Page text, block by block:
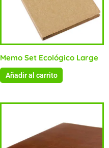
Memo Set Ecológico Large
Añadir al carrito